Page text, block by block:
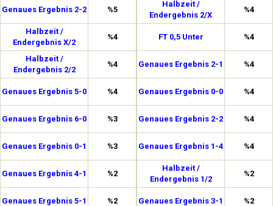
Genaues Ergebnis 2-2 %5
Halbzeit /
Endergebnis X/2
%4
Halbzeit /
Endergebnis 2/2
%4
Genaues Ergebnis 5-0 %4
Genaues Ergebnis 6-0 %3
Genaues Ergebnis 0-1 %3
Genaues Ergebnis 4-1 %2
Genaues Ergebnis 5-1 %2
Halbzeit /
Endergebnis 2/X
%4
FT 0,5 Unter %4
Genaues Ergebnis 2-1 %4
Genaues Ergebnis 0-0 %4
Genaues Ergebnis 2-2 %4
Genaues Ergebnis 1-4 %4
Halbzeit /
Endergebnis 1/2
%2
Genaues Ergebnis 3-1 %2